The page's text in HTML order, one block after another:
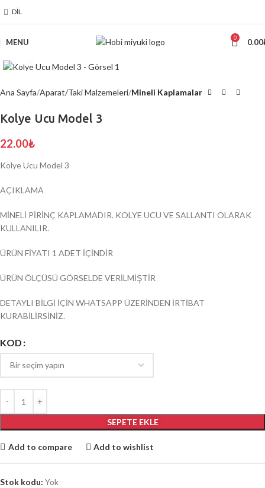
DIL
MENU 0 0.00
Ana Sayfa Aparat/Taki Malzemeleri Mineli Kaplamalar
Kolye Ucu Model 3
22.00₺
Kolye Ucu Model 3
AÇIKLAMA
MİNELİ PİRİNÇ KAPLAMADIR. KOLYE UCU VE SALLANTI OLARAK
KULLANILIR.
ÜRÜN FİYATI 1 ADET İÇİNDİR
ÜRÜN ÖLÇÜSÜ GÖRSELDE VERİLMİŞTİR
DETAYLI BİLGİ İÇİN WHATSAPP ÜZERİNDEN İRTİBAT
KURABİLİRSİNİZ.
KOD
SEPETE EKLE
Add to compare Add to wishlist
Stok kodu: Yok